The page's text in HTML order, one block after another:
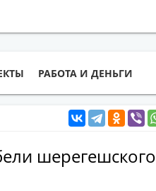
РАБОТА И ДЕНЬГИ
шерегешского